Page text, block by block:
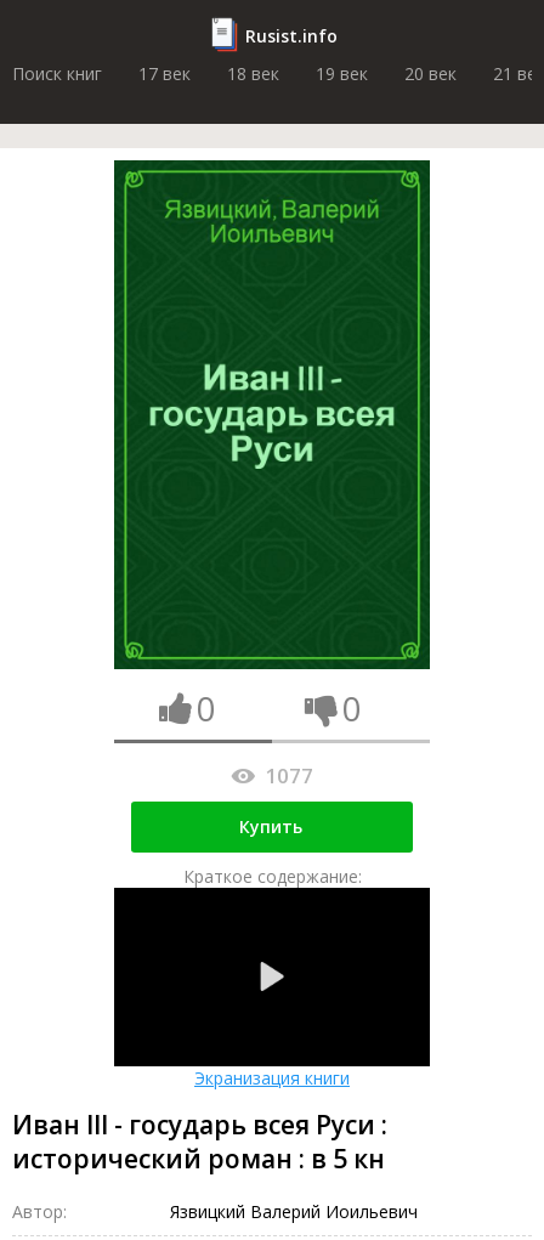
Rusist.info
Поиск книг
17 век 18 век 19 век 20 век 21 век
0 0
1077
Купить
Краткое содержание:
Экранизация книги
Иван III - государь всея Руси :
исторический роман : в 5 кн
Автор: Язвицкий Валерий Иоильевич